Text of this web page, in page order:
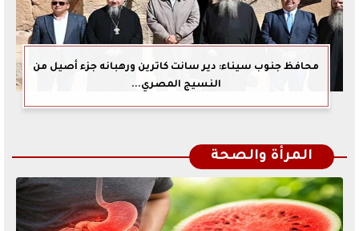
محافظ جنوب سيناء: دير سانت كاترين ورهبانه جزء أصيل من
النسيج المصري...
المرأة والصحة